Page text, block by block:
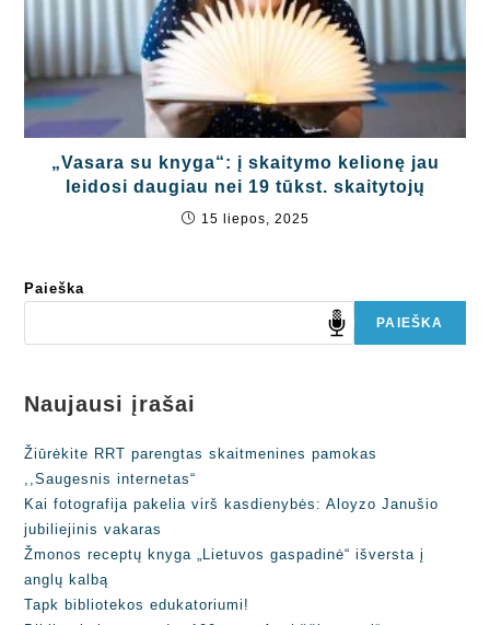
„Vasara su knyga“: į skaitymo kelionę jau
leidosi daugiau nei 19 tūkst. skaitytojų
15 liepos, 2025
Paieška
PAIEŠKA
Naujausi įrašai
Žiūrėkite RRT parengtas skaitmenines pamokas
,,Saugesnis internetas“
Kai fotografija pakelia virš kasdienybės: Aloyzo Janušio
jubiliejinis vakaras
Žmonos receptų knyga „Lietuvos gaspadinė“ išversta į
anglų kalbą
Tapk bibliotekos edukatoriumi!